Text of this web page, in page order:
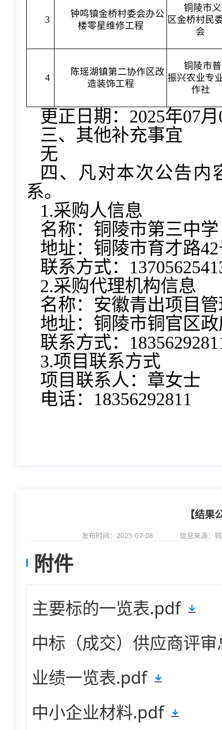
3
钟鸣镇金桥村委会办公
楼零星维修工程
铜陵市
区金桥村民
会
4
陈瑶湖镇第二协作区改
造装饰工程
铜陵市
振兴农业专
作社
更正日期：2025年07
三、其他补充事宜
无
四、凡对本次公告内
系。
1.采购人信息
名称：铜陵市第三中学
地址：铜陵市育才路
联系方式：
2.采购代理机构信息
名称：安徽青出项目
地址：铜陵市铜官区
联系方式：
3.项目联系方式
项目联系人：章女士
电话：18356292811
【结
发布时间：2025-07-08 信息来源：
附件
主要标的一览表.pdf
中标（成交）供应商评
业绩一览表.pdf
中小企业材料.pdf